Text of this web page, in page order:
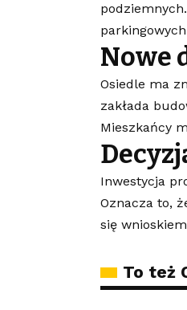
Nowe
Osiedle ma
zakłada
Mieszkańcy
Inwestycja
Oznacza to,
się
To też